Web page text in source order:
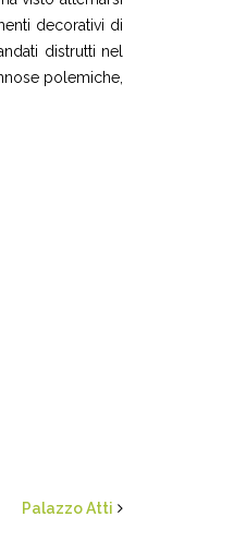
decorativi di
distrutti nel
polemiche,
Palazzo Atti